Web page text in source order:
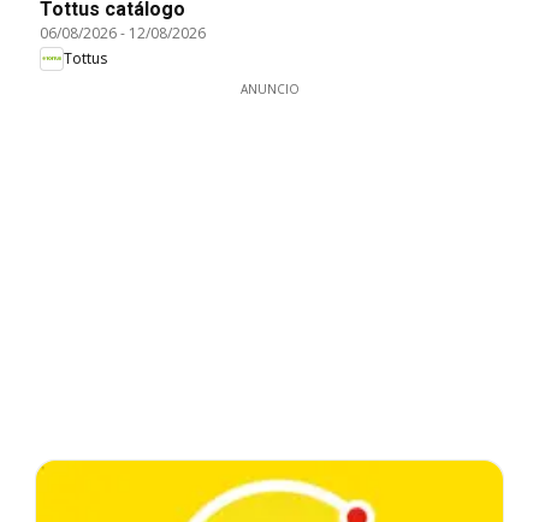
Tottus catálogo
06/08/2026- 12/08/2026
Tottus
ANUNCIO